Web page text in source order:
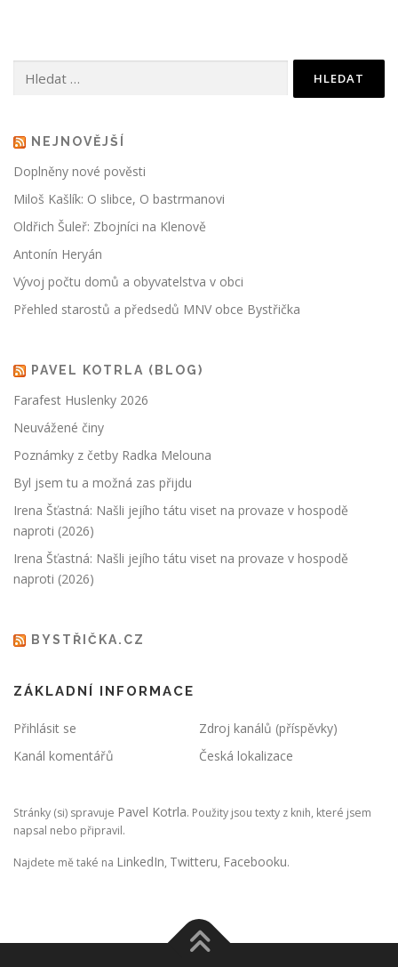
NEJNOVĚJŠÍ
Doplněny nové pověsti
Miloš Kašlík: O slibce, O bastrmanovi
Oldřich Šuleř: Zbojníci na Klenově
Antonín Heryán
Vývoj počtu domů a obyvatelstva v obci
Přehled starostů a předsedů MNV obce Bystřička
PAVEL KOTRLA (BLOG)
Farafest Huslenky 2026
Neuvážené činy
Poznámky z četby Radka Melouna
Byl jsem tu a možná zas přijdu
Irena Šťastná: Našli jejího tátu viset na provaze v hospodě
naproti (2026)
Irena Šťastná: Našli jejího tátu viset na provaze v hospodě
naproti (2026)
BYSTŘIČKA.CZ
ZÁKLADNÍ INFORMACE
Přihlásit se
Zdroj kanálů (příspěvky)
Kanál komentářů
Česká lokalizace
Stránky (si) spravuje Pavel Kotrla. Použity jsou texty z knih, které jsem
napsal nebo připravil.
Najdete mě také na LinkedIn, Twitteru, Facebooku.